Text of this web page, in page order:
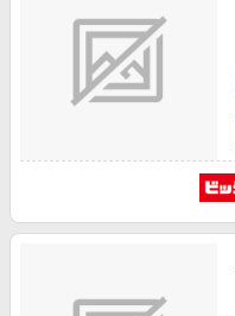
食品・スイーツ・お酒
日用品・キッチン用品
コスメ・健康・医薬品
家電・PC・スマホ・カメラ
初回購入者限定特典
対象ストア新規限定特典
新着ストアのご紹介
楽天サービス特集
わくわく夏特集
友達紹介
楽天IDでログイン/会員登